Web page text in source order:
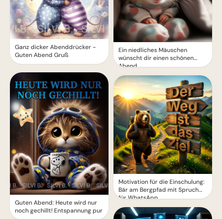
Ganz dicker Abenddrücker -
Guten Abend Gruß
Guten Abend: Heute wird nur
noch gechillt! Entspannung pur
Ein niedliches Mäuschen
wünscht dir einen schönen
Abend
Motivation für die Einschulung:
Bär am Bergpfad mit Spruch
für WhatsApp